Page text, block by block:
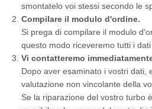
smontatelo voi stessi secondo le
Compilare il modulo d'ordine.
Si prega di compilare il modulo
questo modo riceveremo tutti i
Vi contatteremo
Dopo aver esaminato i vostri dati,
valutazione non vincolante della
Se la riparazione del vostro turbo